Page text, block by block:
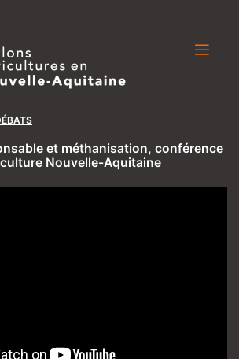
et méthanisation, conférence
Nouvelle-Aquitaine